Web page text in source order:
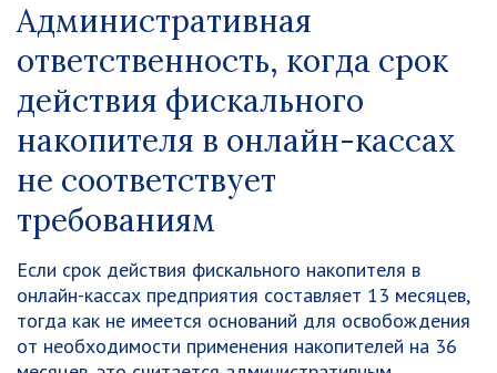
Административная
ответственность, когда срок
действия фискального
накопителя в онлайн-кассах
не соответствует
требованиям
Если срок действия фискального накопителя в
онлайн-кассах предприятия составляет 13 месяцев,
тогда как не имеется оснований для освобождения
от необходимости применения накопителей на 36